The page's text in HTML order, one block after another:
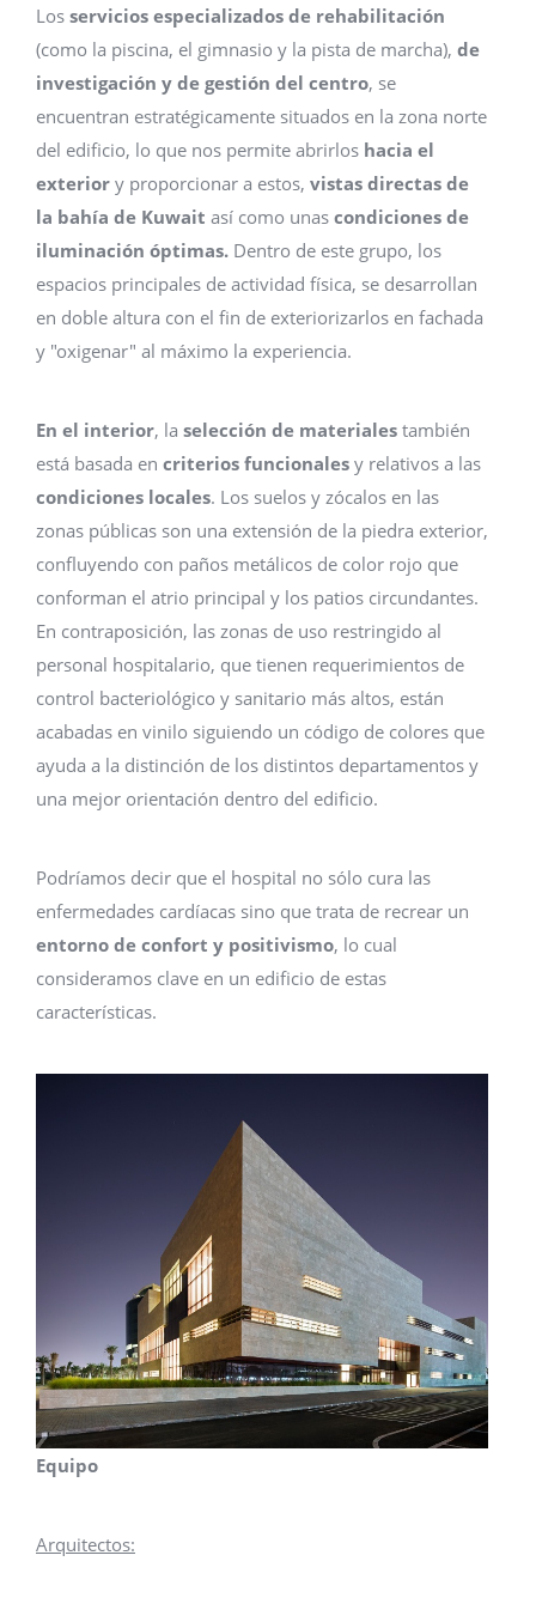
Los servicios especializados de rehabilitación
(como la piscina, el gimnasio y la pista de marcha), de
investigación y de gestión del centro, se
encuentran estratégicamente situados en la zona norte
del edificio, lo que nos permite abrirlos hacia el
exterior y proporcionar a estos, vistas directas de
la bahía de Kuwait así como unas condiciones de
iluminación óptimas. Dentro de este grupo, los
espacios principales de actividad física, se desarrollan
en doble altura con el fin de exteriorizarlos en fachada
y "oxigenar" al máximo la experiencia.
En el interior, la selección de materiales también
está basada en criterios funcionales y relativos a las
condiciones locales. Los suelos y zócalos en las
zonas públicas son una extensión de la piedra exterior,
confluyendo con paños metálicos de color rojo que
conforman el atrio principal y los patios circundantes.
En contraposición, las zonas de uso restringido al
personal hospitalario, que tienen requerimientos de
control bacteriológico y sanitario más altos, están
acabadas en vinilo siguiendo un código de colores que
ayuda a la distinción de los distintos departamentos y
una mejor orientación dentro del edificio.
Podríamos decir que el hospital no sólo cura las
enfermedades cardíacas sino que trata de recrear un
entorno de confort y positivismo, lo cual
consideramos clave en un edificio de estas
características.
Equipo
Arquitectos: